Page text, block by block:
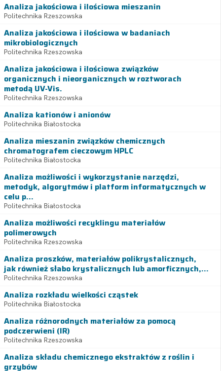
Analiza jakościowa i ilościowa mieszanin
Politechnika Rzeszowska
Analiza jakościowa i ilościowa w badaniach
mikrobiologicznych
Politechnika Rzeszowska
Analiza jakościowa i ilościowa związków
organicznych i nieorganicznych w roztworach
metodą UV-Vis.
Politechnika Rzeszowska
Analiza kationów i anionów
Politechnika Białostocka
Analiza mieszanin związków chemicznych
chromatografem cieczowym HPLC
Politechnika Białostocka
Analiza możliwości i wykorzystanie narzędzi,
metodyk, algorytmów i platform informatycznych w
celu p...
Politechnika Białostocka
Analiza możliwości recyklingu materiałów
polimerowych
Politechnika Rzeszowska
Analiza proszków, materiałów polikrystalicznych,
jak również słabo krystalicznych lub amorficznych,...
Politechnika Rzeszowska
Analiza rozkładu wielkości cząstek
Politechnika Białostocka
Analiza różnorodnych materiałów za pomocą
podczerwieni (IR)
Politechnika Rzeszowska
Analiza składu chemicznego ekstraktów z roślin i
grzybów